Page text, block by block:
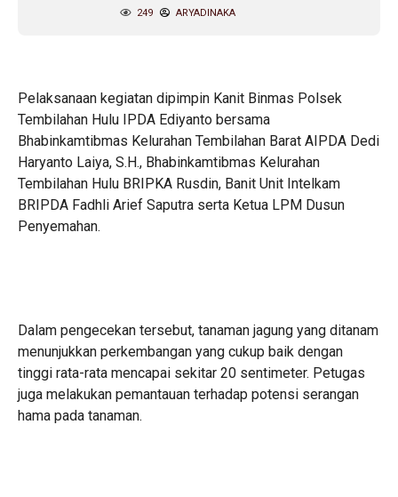
249 ARYADINAKA
Pelaksanaan kegiatan dipimpin Kanit Binmas Polsek
Tembilahan Hulu IPDA Ediyanto bersama
Bhabinkamtibmas Kelurahan Tembilahan Barat AIPDA Dedi
Haryanto Laiya, S.H., Bhabinkamtibmas Kelurahan
Tembilahan Hulu BRIPKA Rusdin, Banit Unit Intelkam
BRIPDA Fadhli Arief Saputra serta Ketua LPM Dusun
Penyemahan.
Dalam pengecekan tersebut, tanaman jagung yang ditanam
menunjukkan perkembangan yang cukup baik dengan
tinggi rata-rata mencapai sekitar 20 sentimeter. Petugas
juga melakukan pemantauan terhadap potensi serangan
hama pada tanaman.